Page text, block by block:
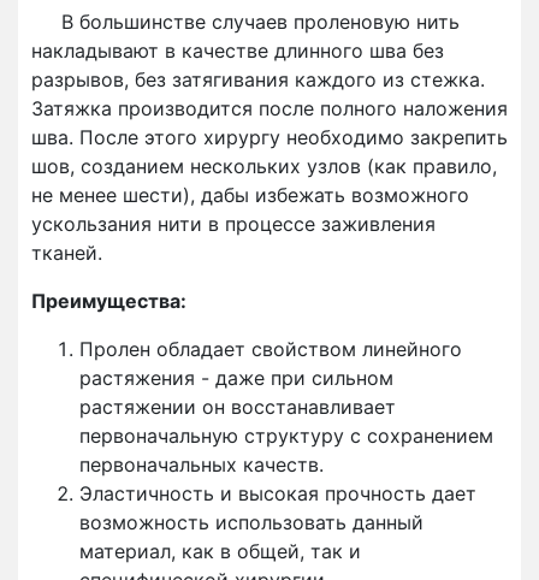
В большинстве случаев проленовую нить
накладывают в качестве длинного шва без
разрывов, без затягивания каждого из стежка.
Затяжка производится после полного наложения
шва. После этого хирургу необходимо закрепить
шов, созданием нескольких узлов (как правило,
не менее шести), дабы избежать возможного
ускользания нити в процессе заживления
тканей.
Преимущества:
Пролен обладает свойством линейного
растяжения - даже при сильном
растяжении он восстанавливает
первоначальную структуру с сохранением
первоначальных качеств.
Эластичность и высокая прочность дает
возможность использовать данный
материал, как в общей, так и